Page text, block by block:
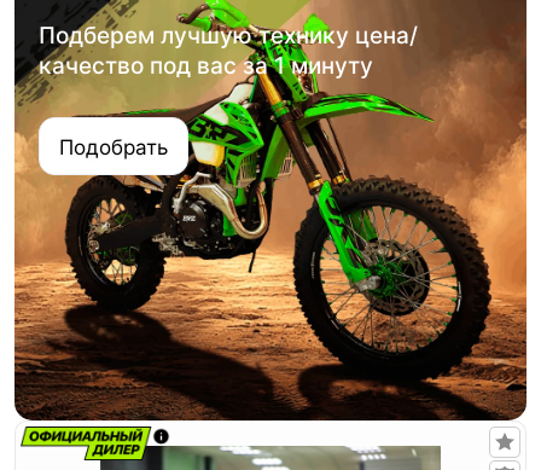
Подберем лучшую технику цена/
качество под вас за 1 минуту
Подобрать